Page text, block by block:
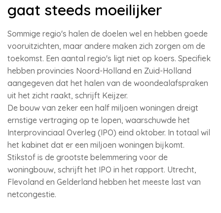
gaat steeds moeilijker
Sommige regio's halen de doelen wel en hebben goede
vooruitzichten, maar andere maken zich zorgen om de
toekomst. Een aantal regio's ligt niet op koers. Specifiek
hebben provincies Noord-Holland en Zuid-Holland
aangegeven dat het halen van de woondealafspraken
uit het zicht raakt, schrijft Keijzer.
De bouw van zeker een half miljoen woningen dreigt
ernstige vertraging op te lopen, waarschuwde het
Interprovinciaal Overleg (IPO) eind oktober. In totaal wil
het kabinet dat er een miljoen woningen bijkomt.
Stikstof is de grootste belemmering voor de
woningbouw, schrijft het IPO in het rapport. Utrecht,
Flevoland en Gelderland hebben het meeste last van
netcongestie.